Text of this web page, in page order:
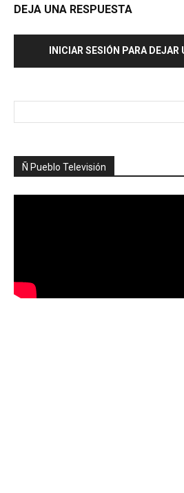
DEJA UNA RESPUESTA
INICIAR SESIÓN PARA
Ñ Pueblo Televisión